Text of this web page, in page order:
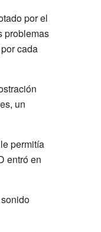
por el
problemas
cada
un
permitía
entró en